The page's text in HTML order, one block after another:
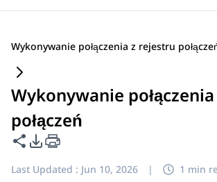
Wykonywanie połączenia z rejestru
Wykonywanie
połączeń
Share this page
PDF Export Options
Last Updated : Jun 10, 2026 | 1 min